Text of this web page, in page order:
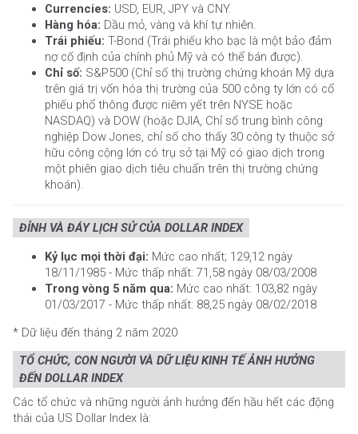
Currencies: USD, EUR, JPY và CNY.
Hàng hóa: Dầu mỏ, vàng và khí tự nhiên.
Trái phiếu: T-Bond (Trái phiếu kho bạc là một bảo đảm
nợ cố định của chính phủ Mỹ và có thể bán được).
Chỉ số: S&P500 (Chỉ số thị trường chứng khoán Mỹ dựa
trên giá trị vốn hóa thị trường của 500 công ty lớn có cổ
phiếu phổ thông được niêm yết trên NYSE hoặc
NASDAQ) và DOW (hoặc DJIA, Chỉ số trung bình công
nghiệp Dow Jones, chỉ số cho thấy 30 công ty thuộc sở
hữu công cộng lớn có trụ sở tại Mỹ có giao dịch trong
một phiên giao dịch tiêu chuẩn trên thị trường chứng
khoán).
ĐỈNH VÀ ĐÁY LỊCH SỬ CỦA DOLLAR INDEX
Kỷ lục mọi thời đại: Mức cao nhất; 129,12 ngày
18/11/1985 - Mức thấp nhất: 71,58 ngày 08/03/2008
Trong vòng 5 năm qua: Mức cao nhất: 103,82 ngày
01/03/2017 - Mức thấp nhất: 88,25 ngày 08/02/2018
* Dữ liệu đến tháng 2 năm 2020
TỔ CHỨC, CON NGƯỜI VÀ DỮ LIỆU KINH TẾ ẢNH HƯỞNG
ĐẾN DOLLAR INDEX
Các tổ chức và những người ảnh hưởng đến hầu hết các động
thái của US Dollar Index là: